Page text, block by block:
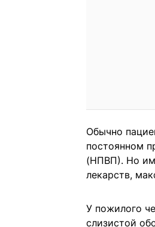
Обычно
постоянном
(НПВП). Но
лекарств,
У пожилого
слизистой